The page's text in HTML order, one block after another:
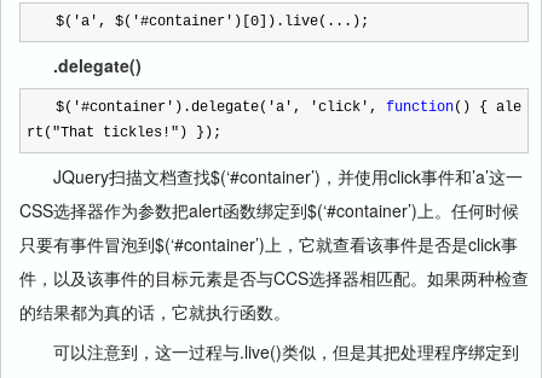
$( 'a ' , $( '#container ' )[ 0 ]).live(...);
.delegate()
$( '#container ' ).delegate( 'a ' , 'click ' , function() { ale
rt( "That tickles! " ) });
JQuery扫描文档查找$(‘#container’)，并使用click事件和’a’这一
CSS选择器作为参数把alert函数绑定到$(‘#container’)上。任何时候
只要有事件冒泡到$(‘#container’)上，它就查看该事件是否是click事
件，以及该事件的目标元素是否与CCS选择器相匹配。如果两种检查
的结果都为真的话，它就执行函数。
可以注意到，这一过程与.live()类似，但是其把处理程序绑定到